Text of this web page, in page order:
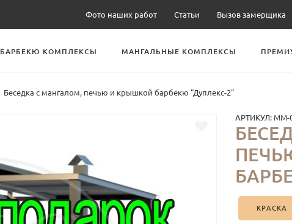
Фото наших работ Статьи Вызов замерщика
БАРБЕКЮ КОМПЛЕКСЫ МАНГАЛЬНЫЕ КОМПЛЕКСЫ
Беседка с мангалом, печью и крышкой барбекю "Дуплекс-2"
АРТИКУЛ: ММ-
КРАСКА